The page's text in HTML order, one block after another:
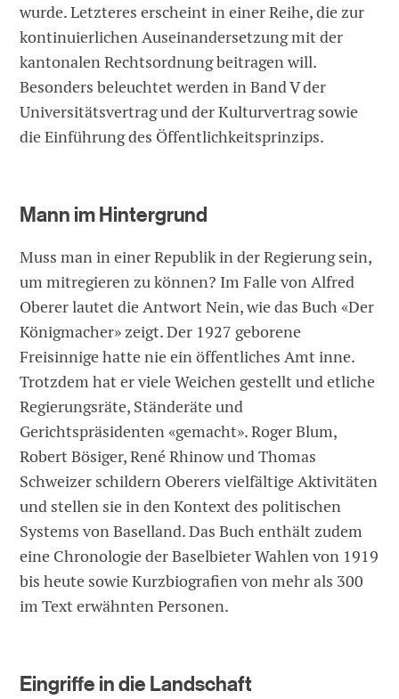
wurde. Letzteres erscheint in einer Reihe, die zur
kontinuierlichen Auseinandersetzung mit der
kantonalen Rechtsordnung beitragen will.
Besonders beleuchtet werden in Band V der
Universitätsvertrag und der Kulturvertrag sowie
die Einführung des Öffentlichkeitsprinzips.
Mann im Hintergrund
Muss man in einer Republik in der Regierung sein,
um mitregieren zu können? Im Falle von Alfred
Oberer lautet die Antwort Nein, wie das Buch «Der
Königmacher» zeigt. Der 1927 geborene
Freisinnige hatte nie ein öffentliches Amt inne.
Trotzdem hat er viele Weichen gestellt und etliche
Regierungsräte, Ständeräte und
Gerichtspräsidenten «gemacht». Roger Blum,
Robert Bösiger, René Rhinow und Thomas
Schweizer schildern Oberers vielfältige Aktivitäten
und stellen sie in den Kontext des politischen
Systems von Baselland. Das Buch enthält zudem
eine Chronologie der Baselbieter Wahlen von 1919
bis heute sowie Kurzbiografien von mehr als 300
im Text erwähnten Personen.
Eingriffe in die Landschaft